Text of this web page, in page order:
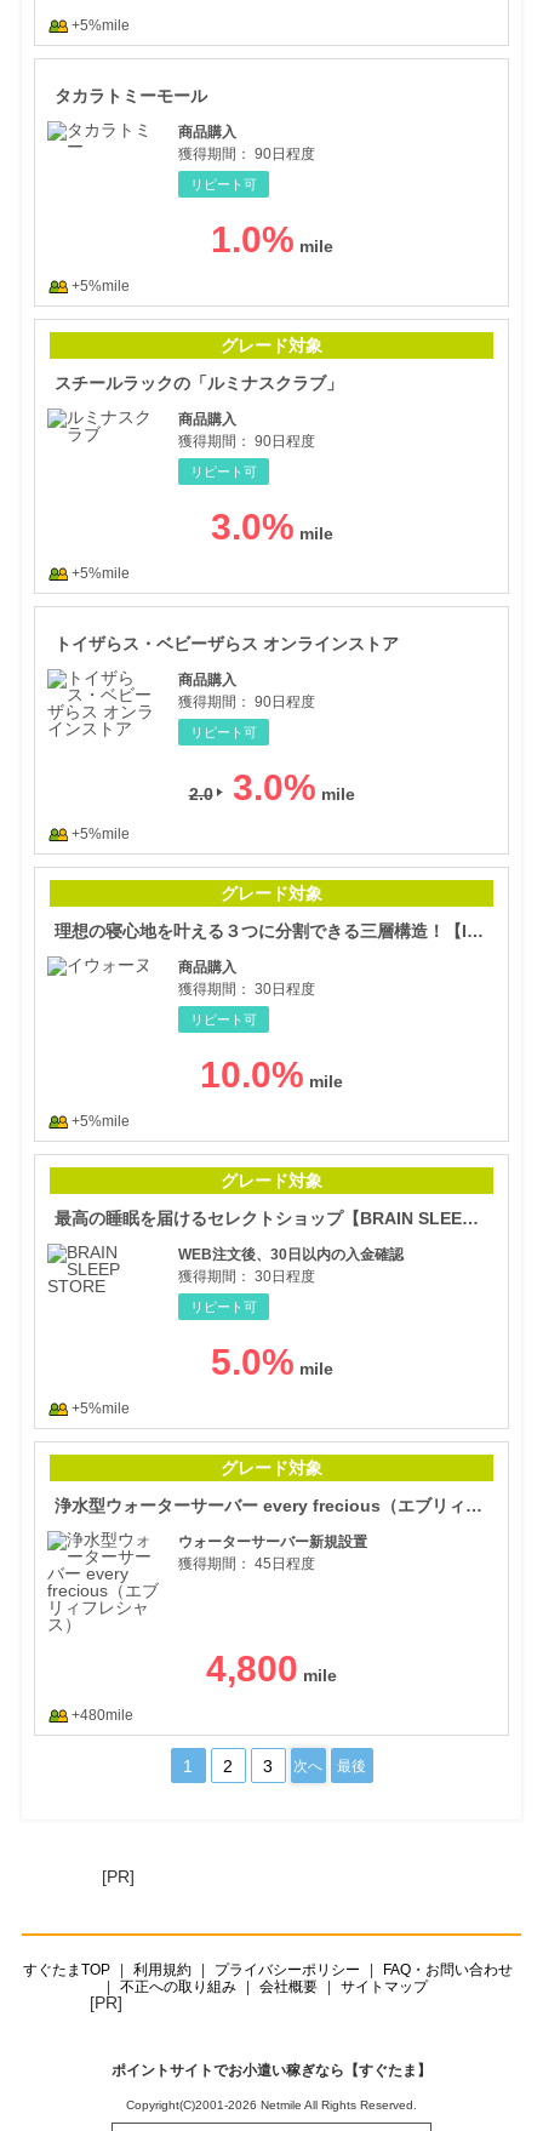
+5%mile
タカラトミーモール
商品購入
獲得期間： 90日程度
リピート可
1.0%
+5%mile
グレード対象
スチールラックの「ルミナスクラブ」
商品購入
獲得期間： 90日程度
リピート可
3.0%
+5%mile
トイザらス・ベビーザらス オンラインストア
商品購入
獲得期間： 90日程度
リピート可
2.0 3.0%
+5%mile
グレード対象
理想の寝心地を叶える３つに分割できる三層構造！【IWONU（イウォーヌ）マットレス】
商品購入
獲得期間： 30日程度
リピート可
10.0%
+5%mile
グレード対象
最高の睡眠を届けるセレクトショップ【BRAIN SLEEP STORE】
WEB注文後、30日以内の入金確認
獲得期間： 30日程度
リピート可
5.0%
+5%mile
グレード対象
浄水型ウォーターサーバー every frecious（エブリィフレシャス）
ウォーターサーバー新規設置
獲得期間： 45日程度
4,800
+480mile
1 2 3 次へ 最後
[PR]
すぐたまTOP 利用規約 プライバシーポリシー
FAQ・お問い合わせ
不正への取り組み
会社概要 サイトマップ
[PR]
ポイントサイトでお小遣い稼ぎなら【すぐたま】
Copyright(C)2001-2026 Netmile All Rights Reserved.